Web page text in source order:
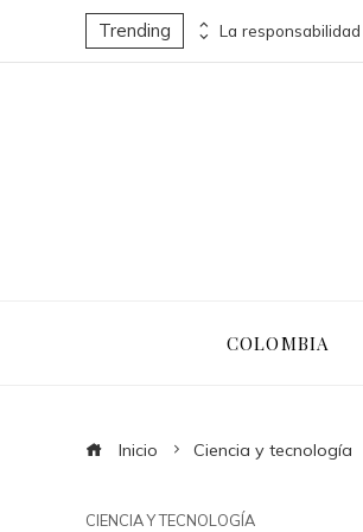
Trending La conexión entre Ned Leeds y la expansión del MCU en Spider-Man: Brand New Day
COLOMBIA
Inicio Ciencia y tecnología
CIENCIA Y TECNOLOGÍA